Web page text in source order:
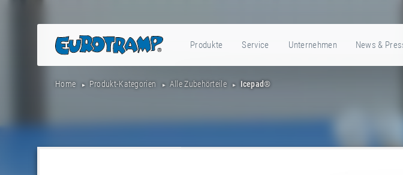
Produkte Service Unternehmen News &
Home Produkt-Kategorien Alle Zubehörteile Icepad®